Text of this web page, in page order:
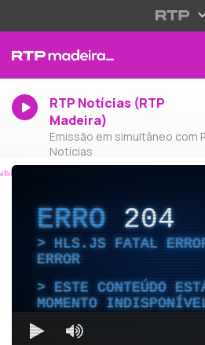
RTP Notícias (RTP
Madeira)
Emissão em simultâneo com
Notícias
ERRO204
HLS.JS FATAL
ERROR
ESTE CONTEÚDO
MOMENTO